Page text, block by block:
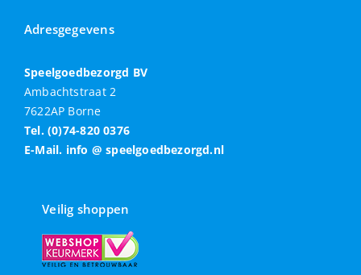
Adresgegevens
Speelgoedbezorgd BV
Ambachtstraat 2
7622AP Borne
Tel. (0)74-820 0376
E-Mail. info @ speelgoedbezorgd.nl
Veilig shoppen